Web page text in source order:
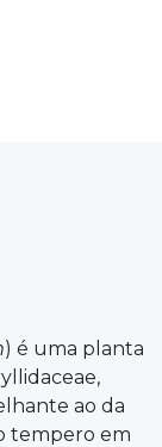
) é uma planta
ao da
tempero em